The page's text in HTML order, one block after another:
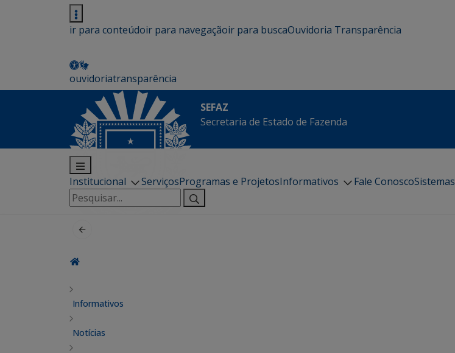
ir para conteúdoir para navegaçãoir para buscaOuvidoria Transparência
ouvidoriatransparência
SEFAZ
Secretaria de Estado de Fazenda
Institucional ServiçosProgramas e ProjetosInformativos Fale ConoscoSistemas
Pesquisar
por:
Informativos
Notícias